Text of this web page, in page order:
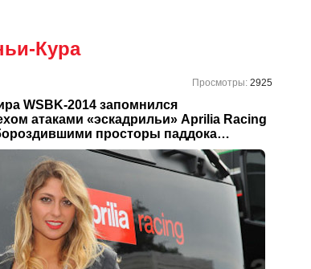
Кура
Просмотры: 2925
WSBK-2014 запомнился
атаками «эскадрильи» Aprilia Racing
просторы паддока…